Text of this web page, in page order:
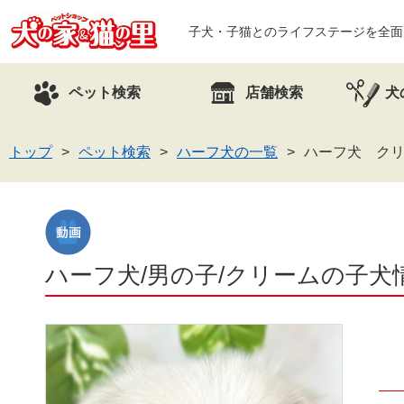
子犬・子猫とのライフステージを全
ペット検索 店舗検索 犬
トップ ペット検索 ハーフ犬の一覧 ハーフ犬 ク
ハーフ犬/男の子/クリームの子犬